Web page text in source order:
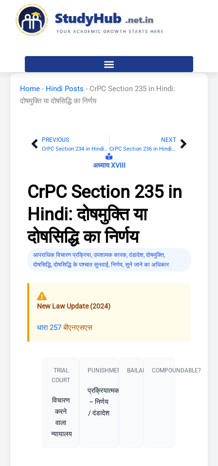
content
Home - Hindi Posts - CrPC Section 235 in Hindi:
दोषमुक्ति या दोषसिद्धि का निर्णय
Prev
PREVIOUS
CrPC Section 234 in Hindi: बहस
NEXT
CrPC Section 236 in Hindi: पूर्व दोषसिद्धि Next
अध्याय XVIII
CrPC Section 235 in
Hindi: दोषमुक्ति या
दोषसिद्धि का निर्णय
आपराधिक विचारण प्रक्रिया, उपशामक कारक, दंडादेश, दोषमुक्ति,
दोषसिद्धि, दोषसिद्धि के पश्चात सुनवाई, निर्णय, सुने जाने का अधिकार
New Law Update (2024)
धारा 257बीएनएसएस
TRIAL
COURT
विचारण
करने
वाला
न्यायालय
PUNISHMENT​
प्रक्रियात्मक
– निर्णय
/ दंडादेश
BAILABLE?COMPOUNDABLE?